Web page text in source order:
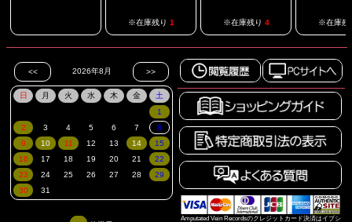
※在庫残り 1 ※在庫残り 4 ※在庫残
Amputated Vein Recordsのクレジットカード決済はイプシ